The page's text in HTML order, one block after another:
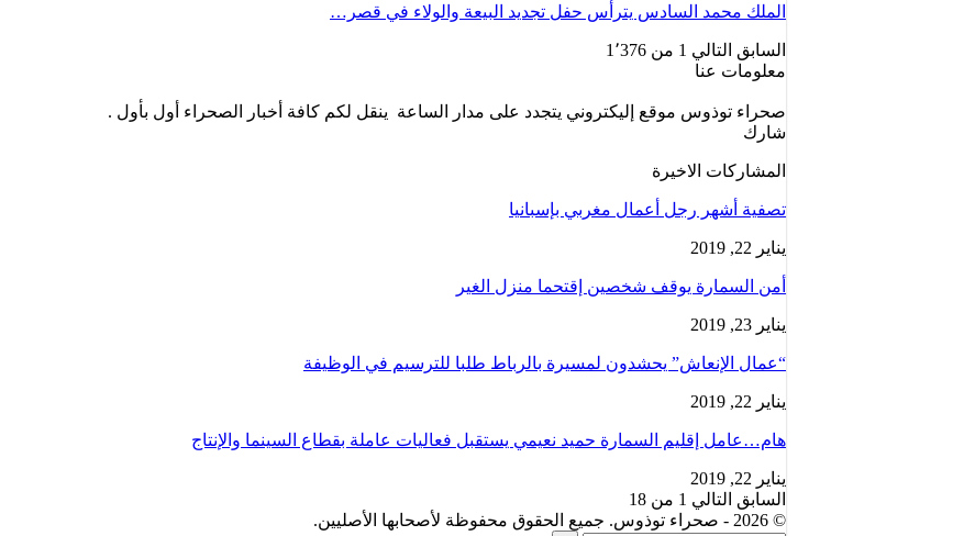
الملك محمد السادس يترأس حفل تجديد البيعة والولاء في قصر…
السابق التالي 1 من 1٬376
معلومات عنا
صحراء توذوس موقع إليكتروني يتجدد على مدار الساعة ينقل لكم كافة أخبار الصحراء أول بأول .
شارك
المشاركات الاخيرة
تصفية أشهر رجل أعمال مغربي بإسبانيا
يناير 22, 2019
أمن السمارة يوقف شخصين إقتحما منزل الغير
يناير 23, 2019
“عمال الإنعاش” يحشدون لمسيرة بالرباط طلبا للترسيم في الوظيفة
يناير 22, 2019
هام…عامل إقليم السمارة حميد نعيمي يستقبل فعاليات عاملة بقطاع السينما والإنتاج
يناير 22, 2019
السابق التالي 1 من 18
© 2026 - صحراء توذوس. جميع الحقوق محفوظة لأصحابها الأصليين.